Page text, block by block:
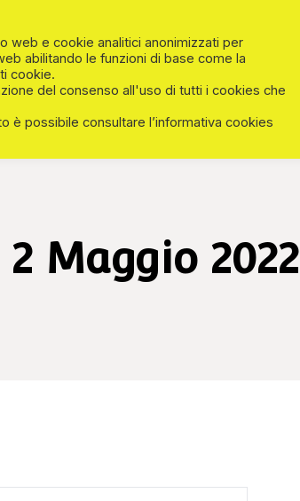
HOME CHI SIAMO INSIEME A NOI
2 Maggio 2022
web e cookie analitici anonimizzati per
abilitando le funzioni di base come la
cookie.
del consenso all'uso di tutti i cookies che
è possibile consultare l’informativa cookies